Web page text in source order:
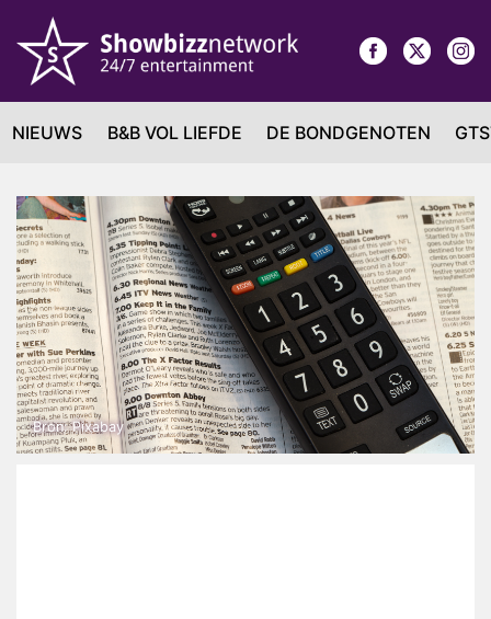
NIEUWS B&B VOL LIEFDE DE BONDGENOTEN
Bron: Pixabay